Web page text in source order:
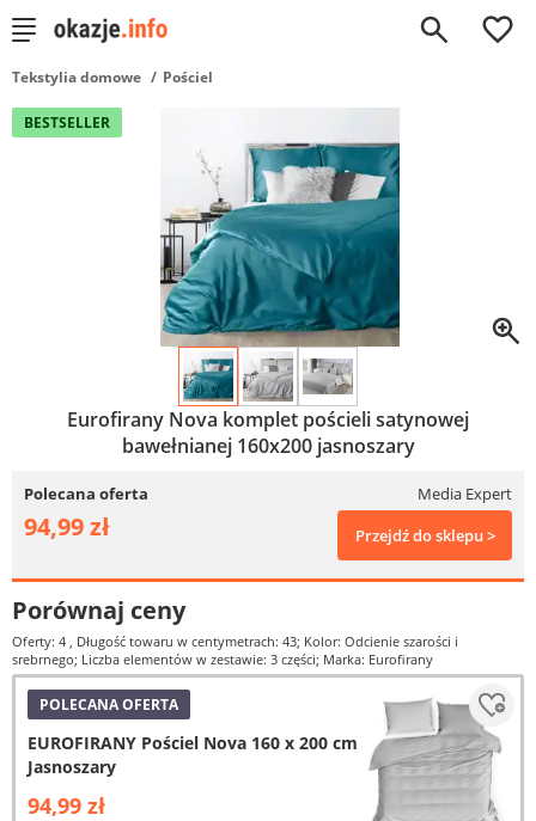
0
Tekstylia domowe Pościel
BESTSELLER
Eurofirany Nova komplet pościeli satynowej
bawełnianej 160x200 jasnoszary
Polecana oferta Media Expert
94,99 zł Przejdź do sklepu >
Porównaj ceny
Oferty: 4 , Długość towaru w centymetrach: 43; Kolor: Odcienie szarości i
srebrnego; Liczba elementów w zestawie: 3 części; Marka: Eurofirany
POLECANA OFERTA
EUROFIRANY Pościel Nova 160 x 200 cm
Jasnoszary
94,99 zł